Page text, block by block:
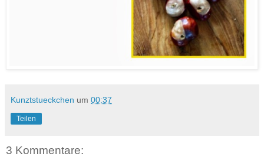
Kunztstueckchen um 00:37
Teilen
3 Kommentare: